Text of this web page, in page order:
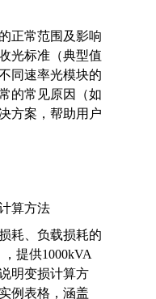
正常范围及影响
光标准（典型值
同速率光模块的
的常见原因（如
方案，帮助用户
算方法
耗、负载损耗的
提供1000kVA
明变损计算方
例表格，涵盖